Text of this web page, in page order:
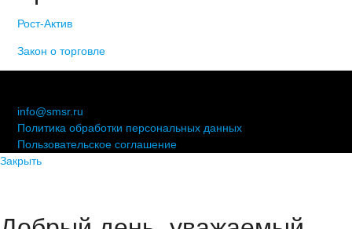
Рост-Актив
Закон о торговле
info@smsr.ru
Политика обработки персональных данных
Пользовательское соглашение
Закрыть